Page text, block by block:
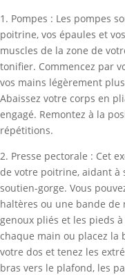
1. Pompes : Les pompes
poitrine, vos épaules et
muscles de la zone de
tonifier. Commencez par
vos mains légèrement
Abaissez votre corps en
engagé. Remontez à la
répétitions.
2. Presse pectorale : Cet
de votre poitrine, aidant à
soutien-gorge. Vous
haltères ou une bande de
genoux pliés et les pieds
chaque main ou placez la
votre dos et tenez les
bras vers le plafond, les